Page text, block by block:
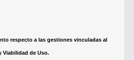
respecto a las gestiones vinculadas al
Viabilidad de Uso.